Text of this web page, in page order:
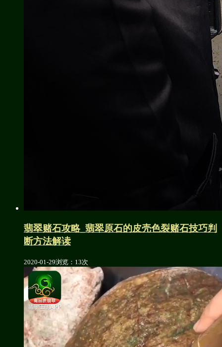
翡翠赌石攻略_翡翠原石的皮壳色裂赌石技巧判
断方法解读
2020-01-29浏览：13次